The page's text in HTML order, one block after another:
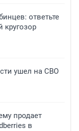
ответьте
кругозор
ушел на СВО
продает
в